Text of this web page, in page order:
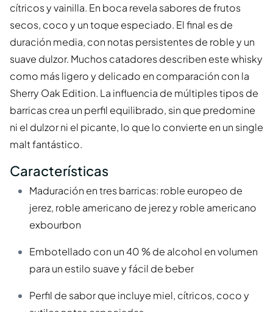
cítricos y vainilla. En boca revela sabores de frutos
secos, coco y un toque especiado. El final es de
duración media, con notas persistentes de roble y un
suave dulzor. Muchos catadores describen este whisky
como más ligero y delicado en comparación con la
Sherry Oak Edition. La influencia de múltiples tipos de
barricas crea un perfil equilibrado, sin que predomine
ni el dulzor ni el picante, lo que lo convierte en un single
malt fantástico.
Características
Maduración en tres barricas: roble europeo de
jerez, roble americano de jerez y roble americano
exbourbon
Embotellado con un 40 % de alcohol en volumen
para un estilo suave y fácil de beber
Perfil de sabor que incluye miel, cítricos, coco y